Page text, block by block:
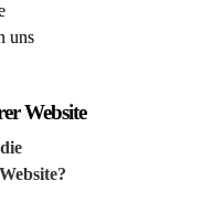
uns
Website